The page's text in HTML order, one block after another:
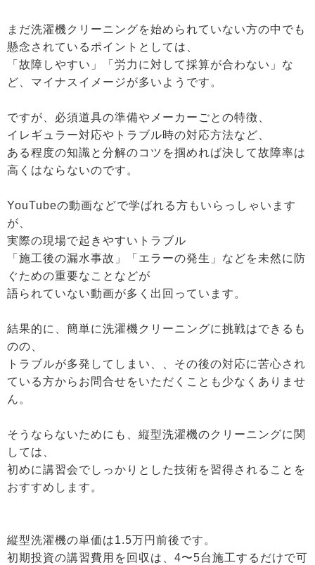
まだ洗濯機クリーニングを始められていない方の中でも
懸念されているポイントとしては、
「故障しやすい」「労力に対して採算が合わない」な
ど、マイナスイメージが多いようです。
ですが、必須道具の準備やメーカーごとの特徴、
イレギュラー対応やトラブル時の対応方法など、
ある程度の知識と分解のコツを掴めれば決して故障率は
高くはならないのです。
YouTubeの動画などで学ばれる方もいらっしゃいます
が、
実際の現場で起きやすいトラブル
「施工後の漏水事故」「エラーの発生」などを未然に防
ぐための重要なことなどが
語られていない動画が多く出回っています。
結果的に、簡単に洗濯機クリーニングに挑戦はできるも
のの、
トラブルが多発してしまい、、その後の対応に苦心され
ている方からお問合せをいただくことも少なくありませ
ん。
そうならないためにも、縦型洗濯機のクリーニングに関
しては、
初めに講習会でしっかりとした技術を習得されることを
おすすめします。
縦型洗濯機の単価は1.5万円前後です。
初期投資の講習費用を回収は、4〜5台施工するだけで可